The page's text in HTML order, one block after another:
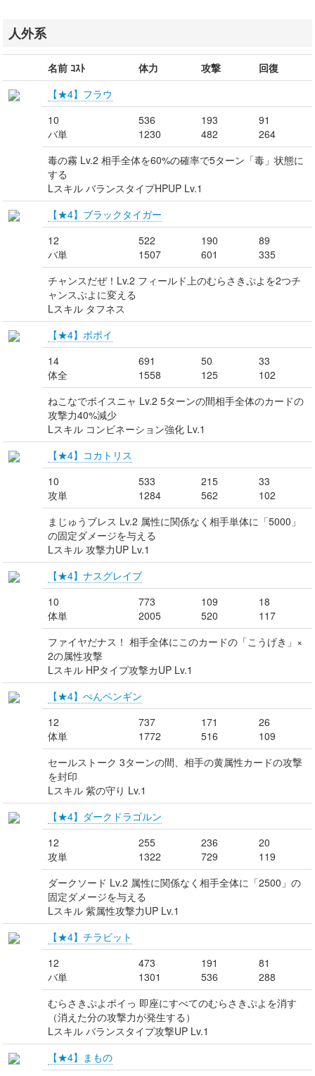
人外系
名前 ｺｽﾄ 体力 攻撃
回復
【★4】フラウ
10
バ単
536
1230
193
482
91
264
毒の霧 Lv.2 相手全体を60%の確率で5ターン「毒」状態に
する
Lスキル バランスタイプHPUP Lv.1
【★4】ブラックタイガー
12
バ単
522
1507
190
601
89
335
チャンスだぜ！Lv.2 フィールド上のむらさきぷよを2つチ
ャンスぷよに変える
Lスキル タフネス
【★4】ポポイ
14
体全
691
1558
50
125
33
102
ねこなでボイスニャ Lv.2 5ターンの間相手全体のカードの
攻撃力40%減少
Lスキル コンビネーション強化 Lv.1
【★4】コカトリス
10
攻単
533
1284
215
562
33
102
まじゅうブレス Lv.2 属性に関係なく相手単体に「5000」
の固定ダメージを与える
Lスキル 攻撃力UP Lv.1
【★4】ナスグレイブ
10
体単
773
2005
109
520
18
117
ファイヤだナス！ 相手全体にこのカードの「こうげき」×
2の属性攻撃
Lスキル HPタイプ攻撃カUP Lv.1
【★4】ぺんペンギン
12
体単
737
1772
171
516
26
109
セールストーク 3ターンの間、相手の黄属性カードの攻撃
を封印
Lスキル 紫の守り Lv.1
【★4】ダークドラゴルン
12
攻単
255
1322
236
729
20
119
ダークソード Lv.2 属性に関係なく相手全体に「2500」の
固定ダメージを与える
Lスキル 紫属性攻撃力UP Lv.1
【★4】チラビット
12
バ単
473
1301
191
536
81
288
むらさきぷよポイっ 即座にすべてのむらさきぷよを消す
（消えた分の攻撃力が発生する）
Lスキル バランスタイプ攻撃UP Lv.1
【★4】まもの